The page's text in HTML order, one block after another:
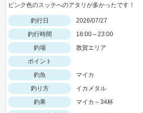
ピンク色のスッテへのアタリが多かったです！
釣行日
2026/07/27
釣行時間
18:00～23:00
釣場
敦賀エリア
ポイント
釣魚
マイカ
釣り方
イカメタル
釣果
マイカ～34杯